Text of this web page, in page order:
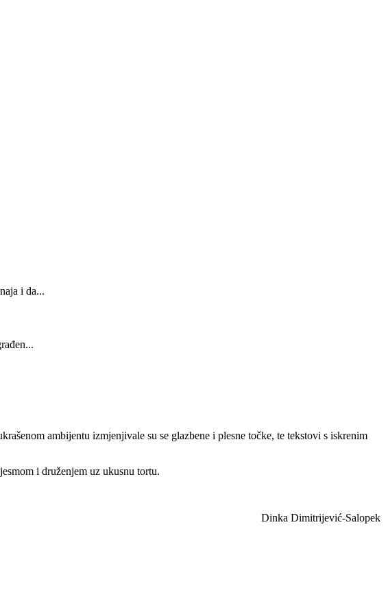
i da...
ambijentu izmjenjivale su se glazbene i plesne točke, te tekstovi s iskrenim
i druženjem uz ukusnu tortu.
Dinka Dimitrijević-Salopek